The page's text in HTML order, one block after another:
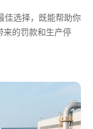
佳选择，既能帮助你
来的罚款和生产停